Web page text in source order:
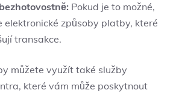
Pokud je to možné,
elektronické způsoby platby, které
transakce.
můžete využít také služby
které vám může poskytnout